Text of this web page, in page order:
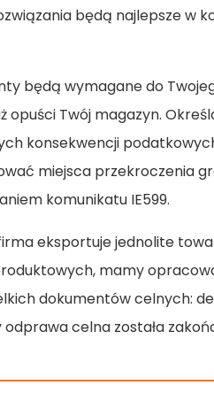
będą najlepsze w
będą wymagane do
opuści Twój magazyn.
konsekwencji
miejsca przekroczenia
komunikatu IE599.
eksportuje jednolite
mamy
dokumentów celnych:
odprawa celna została